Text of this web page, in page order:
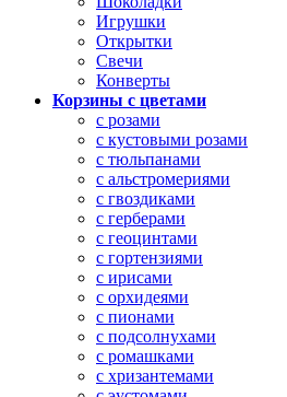
Игрушки
Открытки
Свечи
Конверты
Корзины с цветами
с розами
с кустовыми розами
с тюльпанами
с альстромериями
с гвоздиками
с герберами
с геоцинтами
с гортензиями
с ирисами
с орхидеями
с пионами
с подсолнухами
с ромашками
с хризантемами